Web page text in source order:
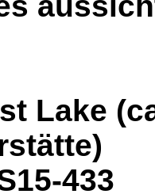
Lake
433